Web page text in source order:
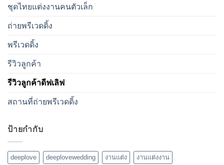
ชุดไทยแต่งงานคนตัวเล็ก
ถ่ายพรีเวดดิ้ง
พรีเวดดิ้ง
รีวิวลูกค้า
รีวิวลูกค้าดีฟเลิฟ
สถานที่ถ่ายพรีเวดดิ้ง
ป้ายกำกับ
deeplove deeplovewedding งานแต่ง งานแต่งงาน